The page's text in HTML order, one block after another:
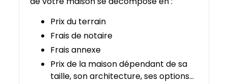
Prix du terrain
Frais de notaire
Frais annexe
Prix de la maison dépendant de sa
taille, son architecture, ses options…